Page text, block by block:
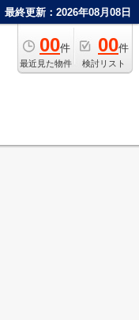
最終更新：2026年08月08日
00件
最近見た物件
00件
検討リスト